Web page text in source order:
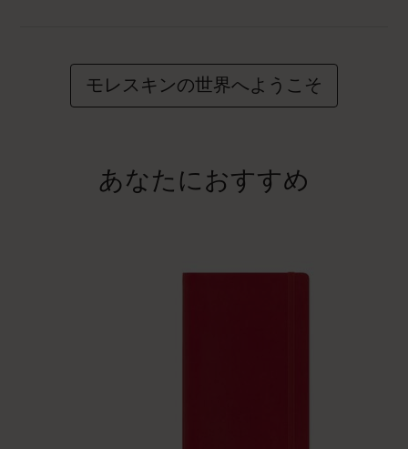
モレスキンの世界へようこそ
あなたにおすすめ